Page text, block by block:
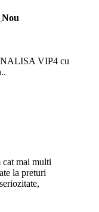
Nou
VIP4 cu
cat mai multi
la preturi